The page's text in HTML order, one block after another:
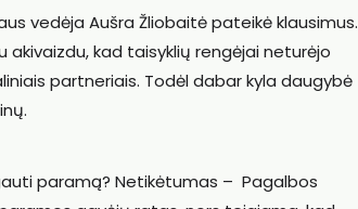
vedėja Aušra Žliobaitė pateikė klausimus.
akivaizdu, kad taisyklių rengėjai neturėjo
partneriais. Todėl dabar kyla daugybė
paramą? Netikėtumas – Pagalbos